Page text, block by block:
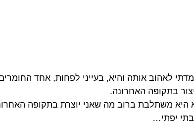
לאהוב אותה והיא, בעייני לפחות, אחד
בתקופה האחרונה.
היא משתלבת ברוב מה שאני יוצרת בתקופה
יפתי…